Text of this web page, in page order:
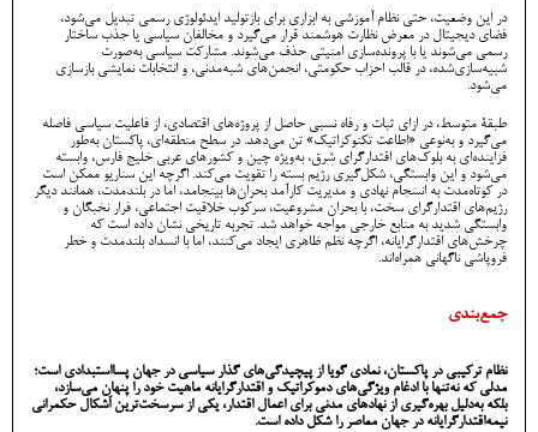
در این وضعیت، حتی نظام آموزشی به ابزاری برای بازتولید ایدئولوژی رسمی تبدیل می‌شود،
فضای دیجیتال در معرض نظارت هوشمند قرار می‌گیرد و مخالفان سیاسی یا جذب ساختار
رسمی می‌شوند یا با پرونده‌سازی امنیتی حذف می‌شوند. مشارکت سیاسی به‌صورت
شبیه‌سازی‌شده، در قالب احزاب حکومتی، انجمن‌های شبه‌مدنی، و انتخابات نمایشی بازسازی
می‌شود.
طبقۀ متوسط، در ازای ثبات و رفاه نسبی حاصل از پروژه‌های اقتصادی، از فاعلیت سیاسی فاصله
می‌گیرد و به‌نوعی «اطاعت تکنوکراتیک» تن می‌دهد. در سطح منطقه‌ای، پاکستان به‌طور
فزاینده‌ای به بلوک‌های اقتدارگرای شرق، به‌ویژه چین و کشورهای عربی خلیج فارس، وابسته
می‌شود و این وابستگی، شکل‌گیری رژیم بسته را تقویت می‌کند. اگرچه این سناریو ممکن است
در کوتاه‌مدت به انسجام نهادی و مدیریت کارآمد بحران‌ها بینجامد، اما در بلندمدت، همانند دیگر
رژیم‌های اقتدارگرای سخت، با بحران مشروعیت، سرکوب خلاقیت اجتماعی، فرار نخبگان و
وابستگی شدید به منابع خارجی مواجه خواهد شد. تجربه تاریخی نشان داده است که
چرخش‌های اقتدارگرایانه، اگرچه نظم ظاهری ایجاد می‌کنند، اما با انسداد بلندمدت و خطر
فروپاشی ناگهانی همراه‌اند.
جمع‌بندی
نظام ترکیبی در پاکستان، نمادی گویا از پیچیدگی‌های گذار سیاسی در جهان پسااستبدادی است؛
مدلی که نه‌تنها با ادغام ویژگی‌های دموکراتیک و اقتدارگرایانه ماهیت خود را پنهان می‌سازد،
بلکه به‌دلیل بهره‌گیری از نهادهای مدنی برای اعمال اقتدار، یکی از سرسخت‌ترین اَشکال حکمرانی
نیمه‌اقتدارگرایانه در جهان معاصر را شکل داده است.